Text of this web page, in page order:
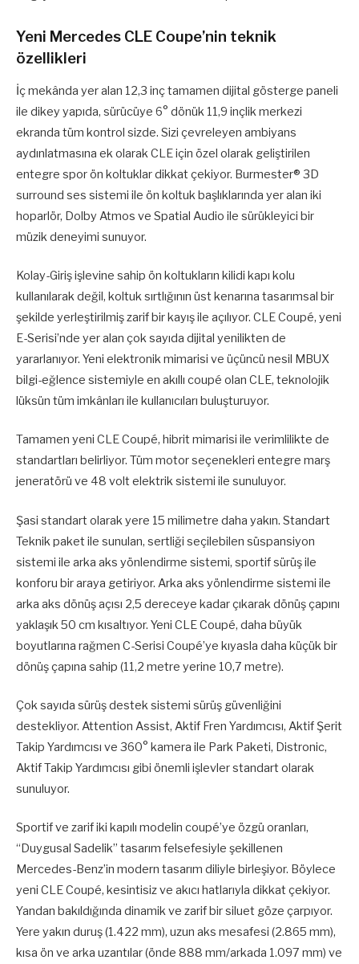
Yeni Mercedes CLE Coupe’nin teknik
özellikleri
İç mekânda yer alan 12,3 inç tamamen dijital gösterge paneli
ile dikey yapıda, sürücüye 6° dönük 11,9 inçlik merkezi
ekranda tüm kontrol sizde. Sizi çevreleyen ambiyans
aydınlatmasına ek olarak CLE için özel olarak geliştirilen
entegre spor ön koltuklar dikkat çekiyor. Burmester® 3D
surround ses sistemi ile ön koltuk başlıklarında yer alan iki
hoparlör, Dolby Atmos ve Spatial Audio ile sürükleyici bir
müzik deneyimi sunuyor.
Kolay-Giriş işlevine sahip ön koltukların kilidi kapı kolu
kullanılarak değil, koltuk sırtlığının üst kenarına tasarımsal bir
şekilde yerleştirilmiş zarif bir kayış ile açılıyor. CLE Coupé, yeni
E-Serisi’nde yer alan çok sayıda dijital yenilikten de
yararlanıyor. Yeni elektronik mimarisi ve üçüncü nesil MBUX
bilgi-eğlence sistemiyle en akıllı coupé olan CLE, teknolojik
lüksün tüm imkânları ile kullanıcıları buluşturuyor.
Tamamen yeni CLE Coupé, hibrit mimarisi ile verimlilikte de
standartları belirliyor. Tüm motor seçenekleri entegre marş
jeneratörü ve 48 volt elektrik sistemi ile sunuluyor.
Şasi standart olarak yere 15 milimetre daha yakın. Standart
Teknik paket ile sunulan, sertliği seçilebilen süspansiyon
sistemi ile arka aks yönlendirme sistemi, sportif sürüş ile
konforu bir araya getiriyor. Arka aks yönlendirme sistemi ile
arka aks dönüş açısı 2,5 dereceye kadar çıkarak dönüş çapını
yaklaşık 50 cm kısaltıyor. Yeni CLE Coupé, daha büyük
boyutlarına rağmen C-Serisi Coupé’ye kıyasla daha küçük bir
dönüş çapına sahip (11,2 metre yerine 10,7 metre).
Çok sayıda sürüş destek sistemi sürüş güvenliğini
destekliyor. Attention Assist, Aktif Fren Yardımcısı, Aktif Şerit
Takip Yardımcısı ve 360° kamera ile Park Paketi, Distronic,
Aktif Takip Yardımcısı gibi önemli işlevler standart olarak
sunuluyor.
Sportif ve zarif iki kapılı modelin coupé’ye özgü oranları,
“Duygusal Sadelik” tasarım felsefesiyle şekillenen
Mercedes-Benz’in modern tasarım diliyle birleşiyor. Böylece
yeni CLE Coupé, kesintisiz ve akıcı hatlarıyla dikkat çekiyor.
Yandan bakıldığında dinamik ve zarif bir siluet göze çarpıyor.
Yere yakın duruş (1.422 mm), uzun aks mesafesi (2.865 mm),
kısa ön ve arka uzantılar (önde 888 mm/arkada 1.097 mm) ve